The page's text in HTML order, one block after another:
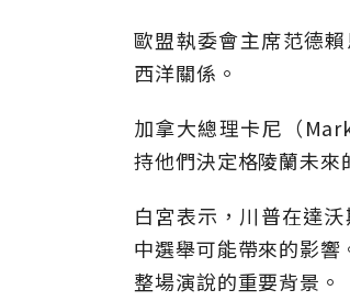
歐盟執委會主席范德
西洋關係。
加拿大總理卡尼（
持他們決定格陵蘭未來
白宮表示，川普在達
中選舉可能帶來的影
整場演說的重要背景。